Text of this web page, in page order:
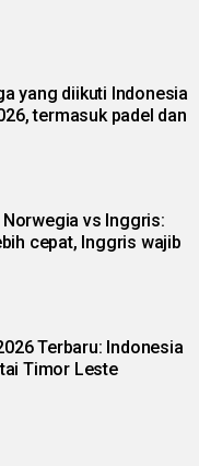
yang diikuti Indonesia
termasuk padel dan
vs Inggris:
cepat, Inggris wajib
Terbaru: Indonesia
Timor Leste